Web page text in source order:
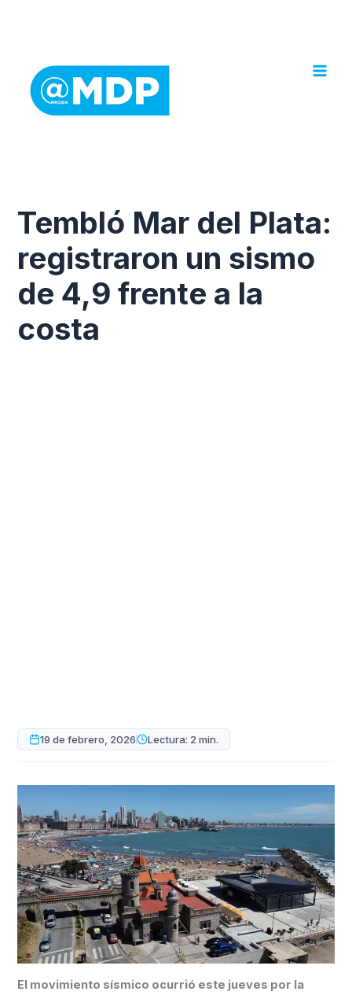
Tembló Mar del Plata:
registraron un sismo
de 4,9 frente a la
costa
19 de febrero, 2026 Lectura: 2 min.
El movimiento sísmico ocurrió este jueves por la